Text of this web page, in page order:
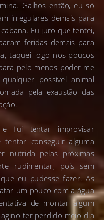
Galhos então, eu só
irregulares demais para
Eu juro que tentei,
feridas demais para
taquei fogo nos poucos
pelo menos poder me
possível animal
pela exaustão das
e fui tentar improvisar
conseguir alguma
nutrida pelas próximas
rudimentar, pois sem
eu pudesse fazer. As
um pouco com a água
de montar algum
ter perdido meio-dia